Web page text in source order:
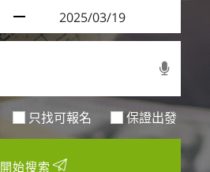
只找可報名 保證出發
開始搜索